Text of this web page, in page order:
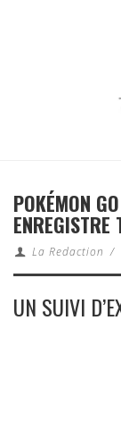
POKÉMON
ENREGISTRE
La Redaction /
UN SUIVI